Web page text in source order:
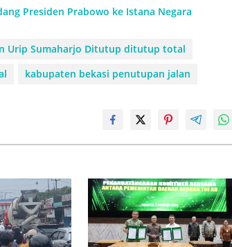
Presiden Prabowo ke Istana Negara
Urip Sumaharjo Ditutup ditutup total
kabupaten bekasi penutupan jalan